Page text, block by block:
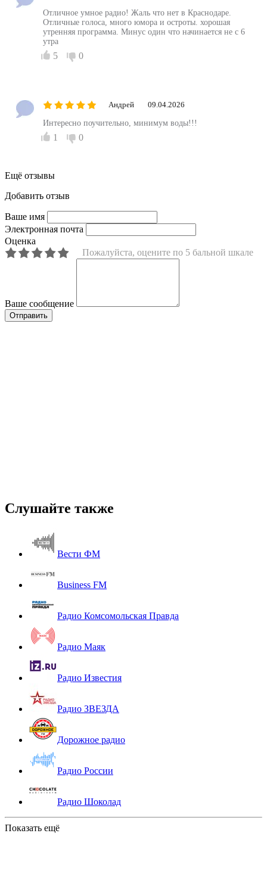
Отличное умное радио! Жаль что нет в Краснодаре.
Отличные голоса, много юмора и остроты. хорошая
утренняя программа. Минус один что начинается не с 6
утра
5 0
Андрей 09.04.2026
Интересно поучительно, минимум воды!!!
1 0
Ещё отзывы
Добавить отзыв
Ваше имя
Электронная почта
Оценка
Пожалуйста, оцените по 5 бальной шкале
Ваше сообщение
Слушайте также
Вести ФМ
Business FM
Радио Комсомольская Правда
Радио Маяк
Радио Известия
Радио ЗВЕЗДА
Дорожное радио
Радио России
Радио Шоколад
Показать ещё